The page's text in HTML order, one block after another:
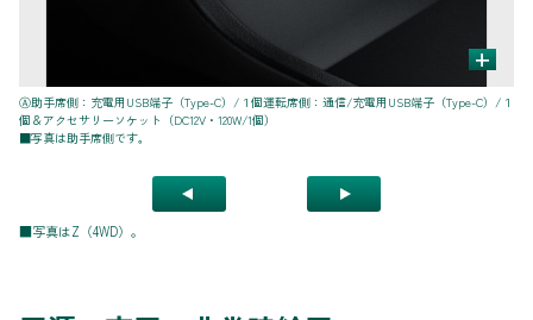
+
Ⓐ助手席側：充電用USB端子（Type-C）/１個運転席側：通信/充電用USB端子（Type-C）/１
個＆アクセサリーソケット（DC12V・120W/1個）
■写真は助手席側です。
■写真はZ（4WD）。